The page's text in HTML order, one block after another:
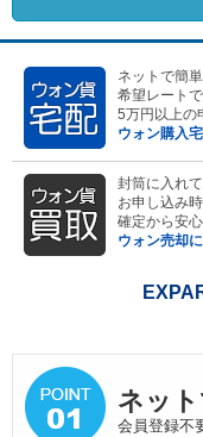
ネットで簡
希望レート
5万円以上の
ウォン購入
封筒に入れ
お申し込み
確定から安心
ウォン売却
ネット
会員登録不